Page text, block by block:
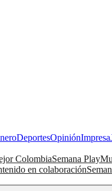
DeportesOpiniónImpresa
ColombiaSemana Play
en colaboración